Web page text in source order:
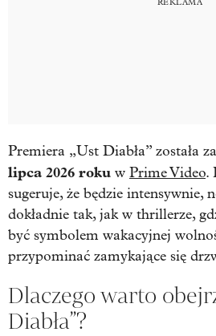
Premiera „Ust Diabła” została
lipca 2026 roku w Prime Video.
sugeruje, że będzie
dokładnie tak, jak w thrillerze,
być symbolem wakacyjnej
przypominać zamykające się
Dlaczego warto
Diabła”?